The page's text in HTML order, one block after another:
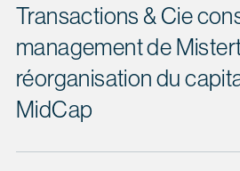
Transactions & Cie
management de
réorganisation du
MidCap